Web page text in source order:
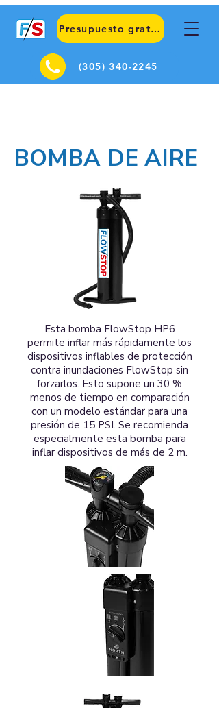
Presupuesto gratuito
(305) 340-2245
BOMBA DE AIRE
Esta bomba FlowStop HP6
permite inflar más rápidamente los
dispositivos inflables de protección
contra inundaciones FlowStop sin
forzarlos. Esto supone un 30 %
menos de tiempo en comparación
con un modelo estándar para una
presión de 15 PSI. Se recomienda
especialmente esta bomba para
inflar dispositivos de más de 2 m.